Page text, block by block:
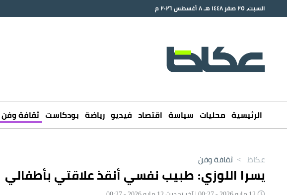
السبت، ٢٥ صفر ١٤٤٨ هـ ٨ أغسطس ٢٠٢٦ م
الرئيسية محليات سياسة اقتصاد فيديو رياضة بودكاست ثقافة وفن
عكاظ > ثقافة وفن
يسرا اللوزي: طبيب نفسي أنقذ علاقتي بأطفالي